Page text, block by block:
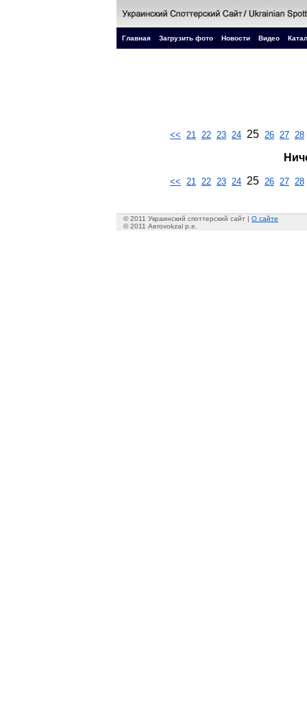
Главная Загрузить фото Новости Видео
<< 21 22 23 24 25 26 27 28
<< 21 22 23 24 25 26 27 28
© 2011 Украинский споттерский сайт | О сайте
© 2011 Aerovokzal p.e.